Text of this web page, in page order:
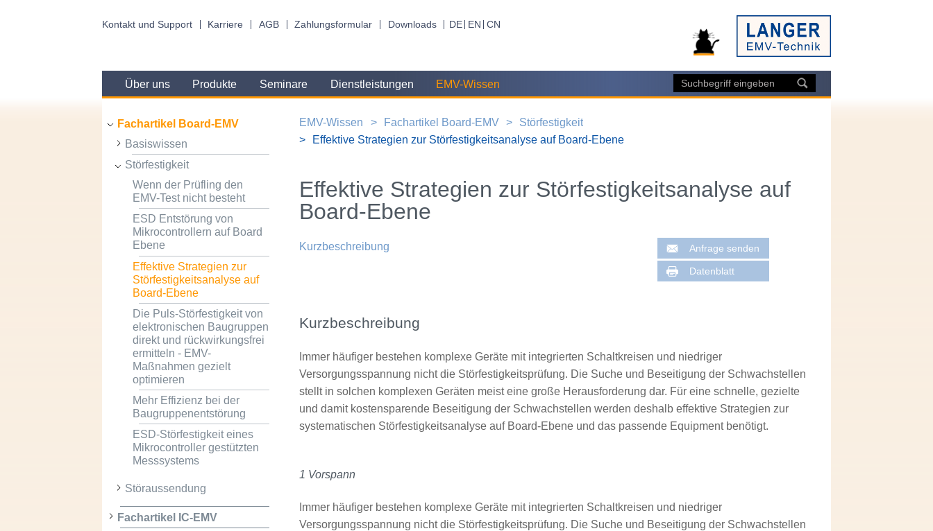
Kontakt und Support Karriere AGB Zahlungsformular Downloads DE EN CN
Über uns Produkte Seminare Dienstleistungen EMV-Wissen
Fachartikel Board-EMV
Basiswissen
Störfestigkeit
Wenn der Prüfling den
EMV-Test nicht besteht
ESD Entstörung von
Mikrocontrollern auf Board
Ebene
Effektive Strategien zur
Störfestigkeitsanalyse auf
Board-Ebene
Die Puls-Störfestigkeit von
elektronischen Baugruppen
direkt und rückwirkungsfrei
ermitteln - EMV-
Maßnahmen gezielt
optimieren
Mehr Effizienz bei der
Baugruppenentstörung
ESD-Störfestigkeit eines
Mikrocontroller gestützten
Messsystems
Störaussendung
Fachartikel IC-EMV
EMV-Wissen Fachartikel Board-EMV
Störfestigkeit
Effektive Strategien zur Störfestigkeitsanalyse auf Board-Ebene
Effektive Strategien zur Störfestigkeitsanalyse auf
Board-Ebene
Kurzbeschreibung Anfrage senden
Datenblatt
Kurzbeschreibung
Immer häufiger bestehen komplexe Geräte mit integrierten Schaltkreisen und niedriger
Versorgungsspannung nicht die Störfestigkeitsprüfung. Die Suche und Beseitigung der Schwachstellen
stellt in solchen komplexen Geräten meist eine große Herausforderung dar. Für eine schnelle, gezielte
und damit kostensparende Beseitigung der Schwachstellen werden deshalb effektive Strategien zur
systematischen Störfestigkeitsanalyse auf Board-Ebene und das passende Equipment benötigt.
1 Vorspann
Immer häufiger bestehen komplexe Geräte mit integrierten Schaltkreisen und niedriger
Versorgungsspannung nicht die Störfestigkeitsprüfung. Die Suche und Beseitigung der Schwachstellen